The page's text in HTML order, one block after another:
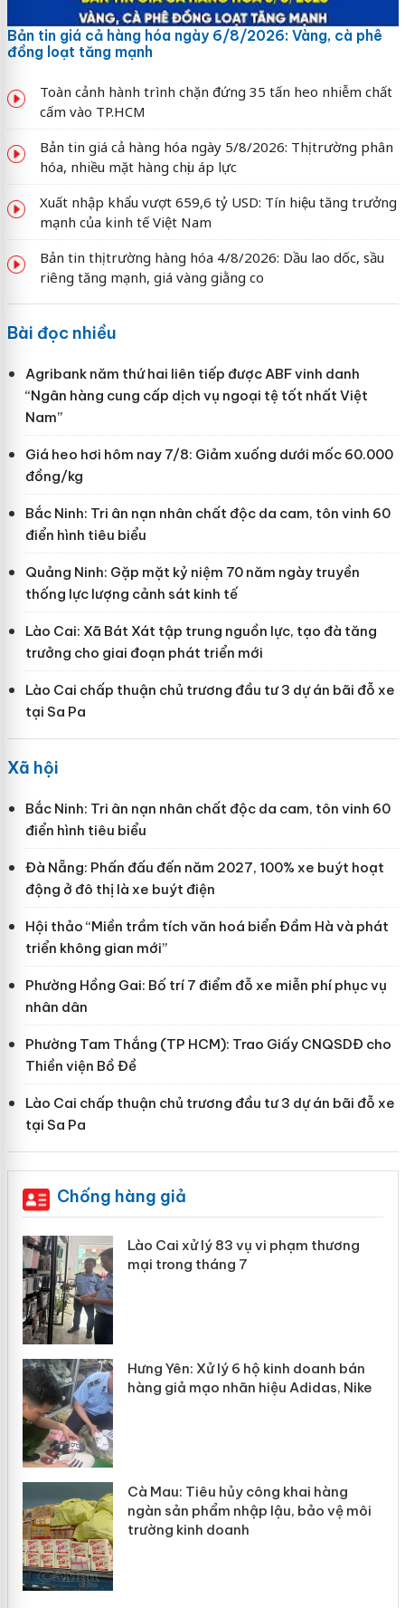
Bản tin giá cả hàng hóa ngày 6/8/2026: Vàng, cà phê
đồng loạt tăng mạnh
Toàn cảnh hành trình chặn đứng 35 tấn heo nhiễm chất
cấm vào TP.HCM
Bản tin giá cả hàng hóa ngày 5/8/2026: Thị trường phân
hóa, nhiều mặt hàng chịu áp lực
Xuất nhập khẩu vượt 659,6 tỷ USD: Tín hiệu tăng trưởng
mạnh của kinh tế Việt Nam
Bản tin thị trường hàng hóa 4/8/2026: Dầu lao dốc, sầu
riêng tăng mạnh, giá vàng giằng co
Bài đọc nhiều
Agribank năm thứ hai liên tiếp được ABF vinh danh
“Ngân hàng cung cấp dịch vụ ngoại tệ tốt nhất Việt
Nam”
Giá heo hơi hôm nay 7/8: Giảm xuống dưới mốc 60.000
đồng/kg
Bắc Ninh: Tri ân nạn nhân chất độc da cam, tôn vinh 60
điển hình tiêu biểu
Quảng Ninh: Gặp mặt kỷ niệm 70 năm ngày truyền
thống lực lượng cảnh sát kinh tế
Lào Cai: Xã Bát Xát tập trung nguồn lực, tạo đà tăng
trưởng cho giai đoạn phát triển mới
Lào Cai chấp thuận chủ trương đầu tư 3 dự án bãi đỗ xe
tại Sa Pa
Xã hội
Bắc Ninh: Tri ân nạn nhân chất độc da cam, tôn vinh 60
điển hình tiêu biểu
Đà Nẵng: Phấn đấu đến năm 2027, 100% xe buýt hoạt
động ở đô thị là xe buýt điện
Hội thảo “Miền trầm tích văn hoá biển Đầm Hà và phát
triển không gian mới”
Phường Hồng Gai: Bố trí 7 điểm đỗ xe miễn phí phục vụ
nhân dân
Phường Tam Thắng (TP HCM): Trao Giấy CNQSDĐ cho
Thiền viện Bồ Đề
Lào Cai chấp thuận chủ trương đầu tư 3 dự án bãi đỗ xe
tại Sa Pa
Chống hàng giả
Lào Cai xử lý 83 vụ vi phạm thương
mại trong tháng 7
Hưng Yên: Xử lý 6 hộ kinh doanh bán
hàng giả mạo nhãn hiệu Adidas, Nike
Cà Mau: Tiêu hủy công khai hàng
ngàn sản phẩm nhập lậu, bảo vệ môi
trường kinh doanh